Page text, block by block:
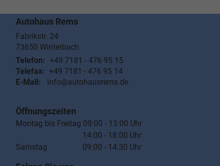
Autohaus Rems
Fabrikstr. 24
73650 Winterbach
Telefon: +49 7181 - 476 95 15
Telefax: +49 7181 - 476 95 14
E-Mail:
info@autohausrems.de
Öffnungszeiten
Montag bis Freitag 09:00 - 13:00 Uhr
14:00 - 18:00 Uhr
Samstag 09:00 - 14:30 Uhr